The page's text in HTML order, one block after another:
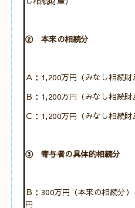
② 本来の相続分
Ａ：1,200万円（みなし相続
Ｂ：1,200万円（みなし相続
Ｃ：1,200万円（みなし相続
③ 寄与者の具体的相続分
Ｂ：300万円（本来の相続分
円